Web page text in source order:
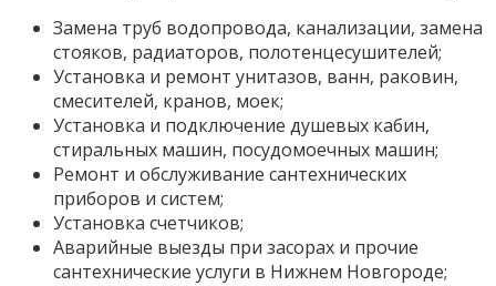
Замена труб водопровода, канализации, замена
стояков, радиаторов, полотенцесушителей;
Установка и ремонт унитазов, ванн, раковин,
смесителей, кранов, моек;
Установка и подключение душевых кабин,
стиральных машин, посудомоечных машин;
Ремонт и обслуживание сантехнических
приборов и систем;
Установка счетчиков;
Аварийные выезды при засорах и прочие
сантехнические услуги в Нижнем Новгороде;